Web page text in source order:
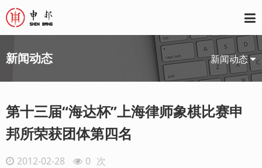
新闻动态 新闻动态
第十三届“海达杯”上海律师象棋比赛申
邦所荣获团体第四名
2012-02-28 0 次